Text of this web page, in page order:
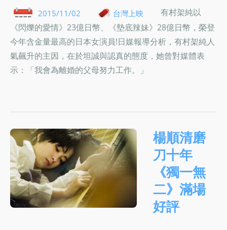
2015/11/02 台灣上映
有村架純以
《閃爍的愛情》23億日幣、《墊底辣妹》28億日幣，榮登
今年含金量最高的日本女演員!日媒報導分析，有村架純人
氣飆升的主因，在於坦誠與認真的態度，她曾對媒體表
示：「我會為離婚的父母努力工作。」
楊順清磨
刀十年
《獨一無
二》滿場
好評